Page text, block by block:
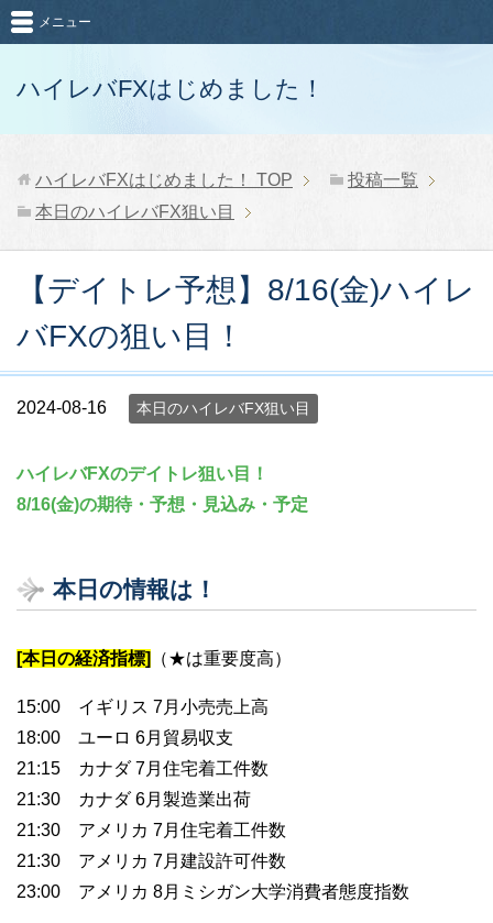
ハイレバFXはじめました！
メニュー
ハイレバFXはじめました！ TOP
投稿一覧
本日のハイレバFX狙い目
【デイトレ予想】8/16(金)ハイレ
バFXの狙い目！
2024-08-16 本日のハイレバFX狙い目
ハイレバFXのデイトレ狙い目！
8/16(金)の期待・予想・見込み・予定
本日の情報は！
[本日の経済指標] （★は重要度高）
15:00 イギリス 7月小売売上高
18:00 ユーロ 6月貿易収支
21:15 カナダ 7月住宅着工件数
21:30 カナダ 6月製造業出荷
21:30 アメリカ 7月住宅着工件数
21:30 アメリカ 7月建設許可件数
23:00 アメリカ 8月ミシガン大学消費者態度指数